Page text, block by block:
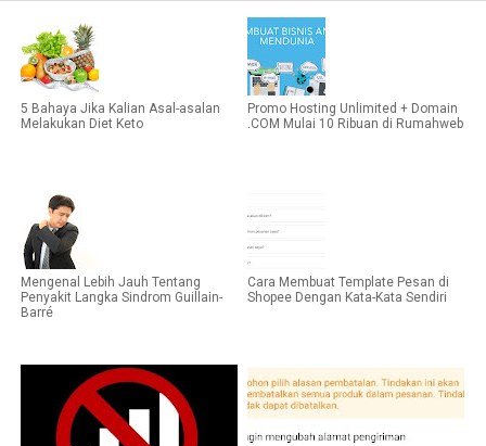
5 Bahaya Jika Kalian Asal-asalan
Melakukan Diet Keto
Promo Hosting Unlimited + Domain
.COM Mulai 10 Ribuan di Rumahweb
Mengenal Lebih Jauh Tentang
Penyakit Langka Sindrom Guillain-
Barré
Cara Membuat Template Pesan di
Shopee Dengan Kata-Kata Sendiri